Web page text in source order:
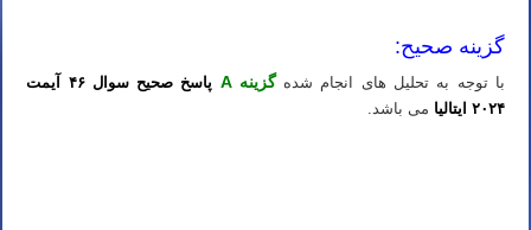
گزینه صحیح:
با توجه به تحلیل های انجام شدهگزینه A
پاسخ صحیح سوال ۴۶ آیمت
۲۰۲۴ ایتالیا
می باشد.